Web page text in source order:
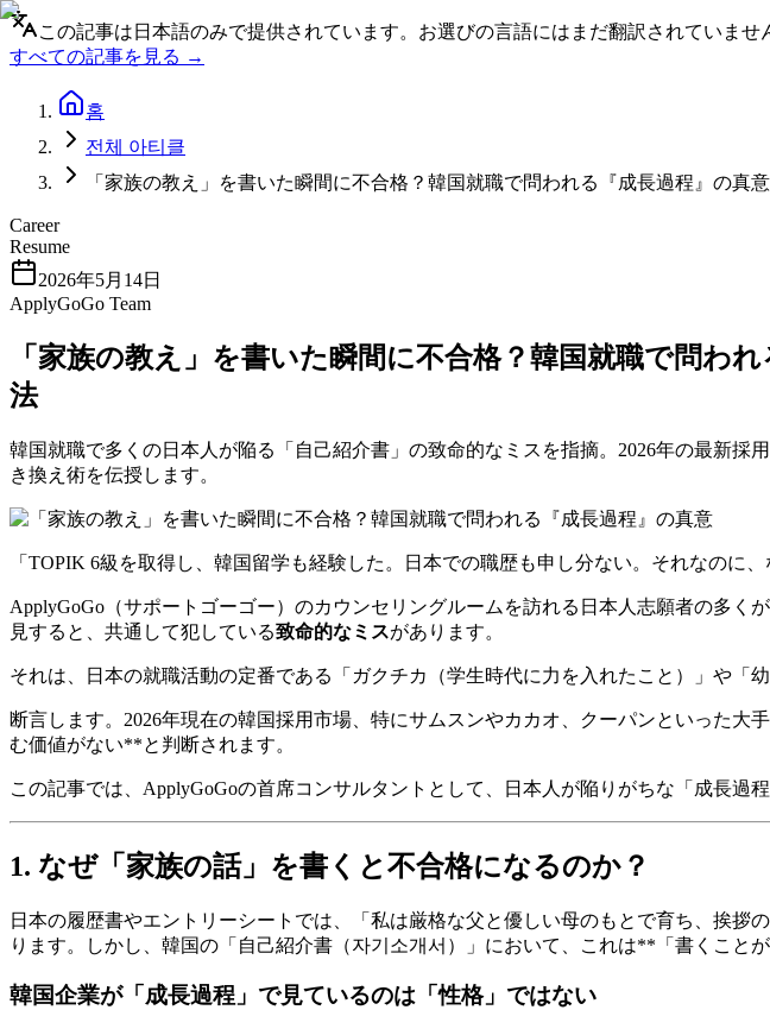
この記事は日本語のみで提供されています。お選びの言語にはまだ翻訳されていませ
すべての記事を見る →
홈
전체 아티클
「家族の教え」を書いた瞬間に不合格？韓国就職で問われる『成長過程』の真
Career
Resume
2026年5月14日
ApplyGoGo Team
「家族の教え」を書いた瞬間に不合格？韓国就職で問わ
法
韓国就職で多くの日本人が陥る「自己紹介書」の致命的なミスを指摘。2026年の最新
き換え術を伝授します。
「TOPIK 6級を取得し、韓国留学も経験した。日本での職歴も申し分ない。それなのに
ApplyGoGo（サポートゴーゴー）のカウンセリングルームを訪れる日本人志願者の多
見すると、共通して犯している致命的なミスがあります。
それは、日本の就職活動の定番である「ガクチカ（学生時代に力を入れたこと）」や「
断言します。2026年現在の韓国採用市場、特にサムスンやカカオ、クーパンといった
む価値がない**と判断されます。
この記事では、ApplyGoGoの首席コンサルタントとして、日本人が陥りがちな「成長
1. なぜ「家族の話」を書くと不合格になるのか？
日本の履歴書やエントリーシートでは、「私は厳格な父と優しい母のもとで育ち、挨
ります。しかし、韓国の「自己紹介書（자기소개서）」において、これは**「書くこと
韓国企業が「成長過程」で見ているのは「性格」ではない